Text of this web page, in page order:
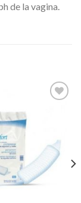
de la vagina.
lista de
deseos